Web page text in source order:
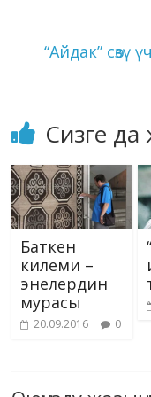
“Айдак” сөзү
Сизге да
Баткен
килеми –
энелердин
мурасы
20.09.2016 0